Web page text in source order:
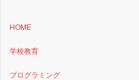
HOME
学校教育
プログラミング